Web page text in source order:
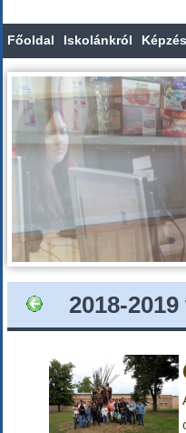
Főoldal Iskolánkról
2018-2019